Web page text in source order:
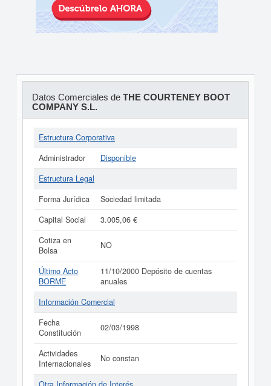
Datos Comerciales de THE COURTENEY BOOT
COMPANY S.L.
Estructura Corporativa
Administrador
Disponible
Estructura Legal
Forma Jurídica
Sociedad limitada
Capital Social
3.005,06 €
Cotiza en
Bolsa
NO
Último Acto
BORME
11/10/2000 Depósito de cuentas
anuales
Información Comercial
Fecha
Constitución
02/03/1998
Actividades
Internacionales
No constan